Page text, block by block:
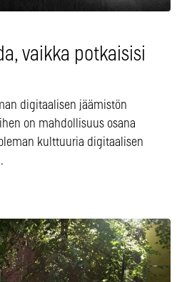
vaikka potkaisisi
digitaalisen jäämistön
on mahdollisuus osana
kulttuuria digitaalisen